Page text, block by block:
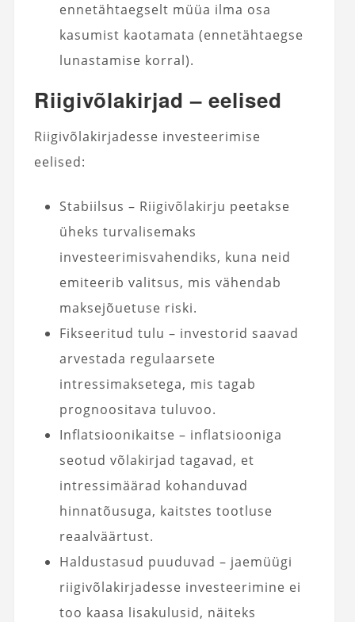
ennetähtaegselt müüa ilma osa
kasumist kaotamata (ennetähtaegse
lunastamise korral).
Riigivõlakirjad – eelised
Riigivõlakirjadesse investeerimise
eelised:
Stabiilsus – Riigivõlakirju peetakse
üheks turvalisemaks
investeerimisvahendiks, kuna neid
emiteerib valitsus, mis vähendab
maksejõuetuse riski.
Fikseeritud tulu – investorid saavad
arvestada regulaarsete
intressimaksetega, mis tagab
prognoositava tuluvoo.
Inflatsioonikaitse – inflatsiooniga
seotud võlakirjad tagavad, et
intressimäärad kohanduvad
hinnatõusuga, kaitstes tootluse
reaalväärtust.
Haldustasud puuduvad – jaemüügi
riigivõlakirjadesse investeerimine ei
too kaasa lisakulusid, näiteks